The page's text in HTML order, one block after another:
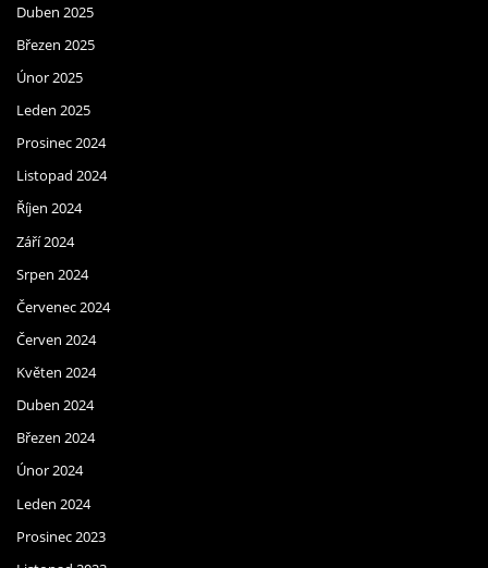
Duben 2025
Březen 2025
Únor 2025
Leden 2025
Prosinec 2024
Listopad 2024
Říjen 2024
Září 2024
Srpen 2024
Červenec 2024
Červen 2024
Květen 2024
Duben 2024
Březen 2024
Únor 2024
Leden 2024
Prosinec 2023